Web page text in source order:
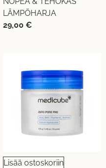
LÄMPÖHARJA
29,00 €
Lisää ostoskoriin